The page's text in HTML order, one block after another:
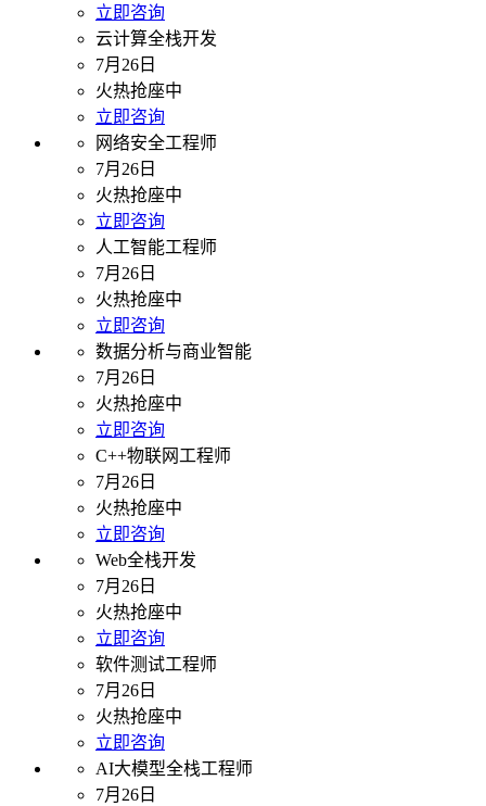
立即咨询
云计算全栈开发
7月26日
火热抢座中
立即咨询
网络安全工程师
7月26日
火热抢座中
立即咨询
人工智能工程师
7月26日
火热抢座中
立即咨询
数据分析与商业智能
7月26日
火热抢座中
立即咨询
C++物联网工程师
7月26日
火热抢座中
立即咨询
Web全栈开发
7月26日
火热抢座中
立即咨询
软件测试工程师
7月26日
火热抢座中
立即咨询
AI大模型全栈工程师
7月26日